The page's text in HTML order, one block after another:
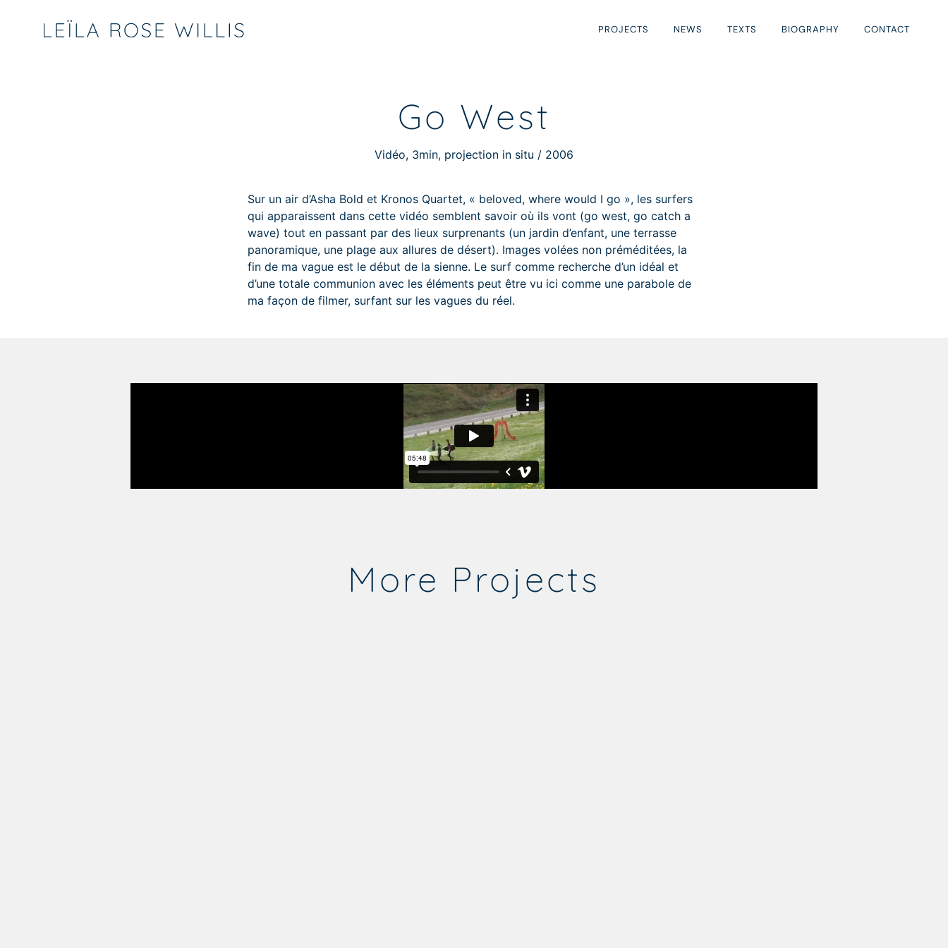
PROJECTS NEWS TEXTS BIOGRAPHY CONTACT
Go West
Vidéo, 3min, projection in situ / 2006
Sur un air d’Asha Bold et Kronos Quartet, « beloved, where would I go », les surfers
qui apparaissent dans cette vidéo semblent savoir où ils vont (go west, go catch a
wave) tout en passant par des lieux surprenants (un jardin d’enfant, une terrasse
panoramique, une plage aux allures de désert). Images volées non préméditées, la
fin de ma vague est le début de la sienne. Le surf comme recherche d’un idéal et
d’une totale communion avec les éléments peut être vu ici comme une parabole de
ma façon de filmer, surfant sur les vagues du réel.
More Projects